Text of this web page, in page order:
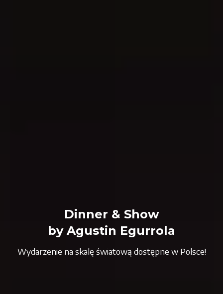
Dinner & Show
by Agustin Egurrola
Wydarzenie na skalę światową dostępne w Polsce!